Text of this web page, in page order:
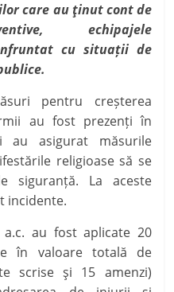
care au ținut cont de
echipajele
cu situații de
pentru creșterea
au fost prezenți în
au asigurat măsurile
religioase să se
siguranță. La aceste
incidente.
au fost aplicate 20
în valoare totală de
scrise și 15 amenzi)